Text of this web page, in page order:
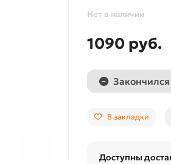
Нет в наличии
1090 руб.
Закончился
В закладки
Доступны